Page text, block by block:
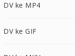
DV ke MP4
DV ke GIF